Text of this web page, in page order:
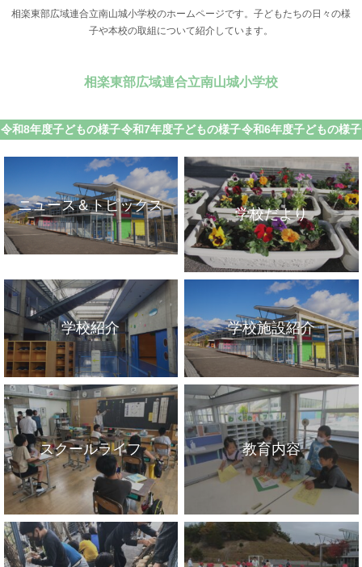
相楽東部広域連合立南山城小学校のホームページです。子どもたちの日々の様
子や本校の取組について紹介しています。
相楽東部広域連合立南山城小学校
令和8年度子どもの様子令和7年度子どもの様子令和6年度子どもの様子
ニュース＆トピックス
学校だより
学校紹介 学校施設紹介
スクールライフ 教育内容